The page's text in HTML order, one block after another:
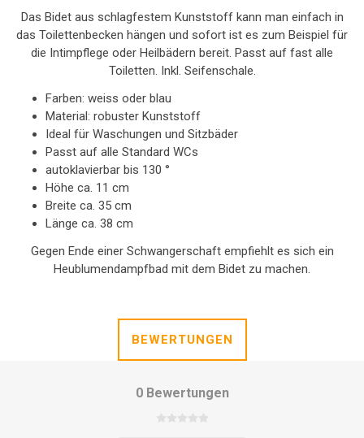
Das Bidet aus schlagfestem Kunststoff kann man einfach in
das Toilettenbecken hängen und sofort ist es zum Beispiel für
die Intimpflege oder Heilbädern bereit. Passt auf fast alle
Toiletten. Inkl. Seifenschale.
Farben: weiss oder blau
Material: robuster Kunststoff
Ideal für Waschungen und Sitzbäder
Passt auf alle Standard WCs
autoklavierbar bis 130 °
Höhe ca. 11 cm
Breite ca. 35 cm
Länge ca. 38 cm
Gegen Ende einer Schwangerschaft empfiehlt es sich ein
Heublumendampfbad mit dem Bidet zu machen.
BEWERTUNGEN
0 Bewertungen